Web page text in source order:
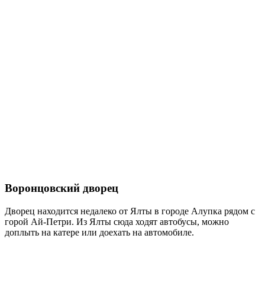
Воронцовский дворец
Дворец находится недалеко от Ялты в городе Алупка рядом с
горой Ай-Петри. Из Ялты сюда ходят автобусы, можно
доплыть на катере или доехать на автомобиле.